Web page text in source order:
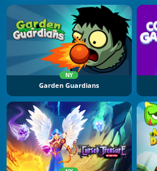
NY
Garden Guardians